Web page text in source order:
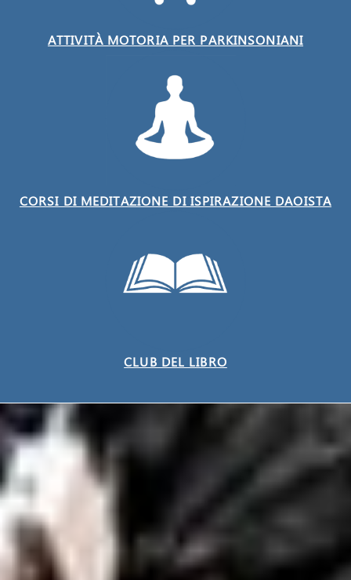
ATTIVITÀ MOTORIA PER PARKINSONIANI
CORSI DI MEDITAZIONE DI ISPIRAZIONE DAOISTA
CLUB DEL LIBRO